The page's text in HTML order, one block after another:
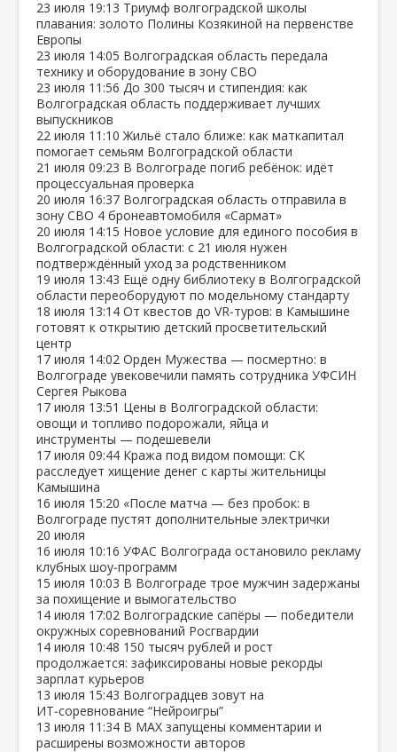
23 июля 19:13 Триумф волгоградской школы
плавания: золото Полины Козякиной на первенстве
Европы
23 июля 14:05 Волгоградская область передала
технику и оборудование в зону СВО
23 июля 11:56 До 300 тысяч и стипендия: как
Волгоградская область поддерживает лучших
выпускников
22 июля 11:10 Жильё стало ближе: как маткапитал
помогает семьям Волгоградской области
21 июля 09:23 В Волгограде погиб ребёнок: идёт
процессуальная проверка
20 июля 16:37 Волгоградская область отправила в
зону СВО 4 бронеавтомобиля «Сармат»
20 июля 14:15 Новое условие для единого пособия в
Волгоградской области: с 21 июля нужен
подтверждённый уход за родственником
19 июля 13:43 Ещё одну библиотеку в Волгоградской
области переоборудуют по модельному стандарту
18 июля 13:14 От квестов до VR‑туров: в Камышине
готовят к открытию детский просветительский
центр
17 июля 14:02 Орден Мужества — посмертно: в
Волгограде увековечили память сотрудника УФСИН
Сергея Рыкова
17 июля 13:51 Цены в Волгоградской области:
овощи и топливо подорожали, яйца и
инструменты — подешевели
17 июля 09:44 Кража под видом помощи: СК
расследует хищение денег с карты жительницы
Камышина
16 июля 15:20 «После матча — без пробок: в
Волгограде пустят дополнительные электрички
20 июля
16 июля 10:16 УФАС Волгограда остановило рекламу
клубных шоу‑программ
15 июля 10:03 В Волгограде трое мужчин задержаны
за похищение и вымогательство
14 июля 17:02 Волгоградские сапёры — победители
окружных соревнований Росгвардии
14 июля 10:48 150 тысяч рублей и рост
продолжается: зафиксированы новые рекорды
зарплат курьеров
13 июля 15:43 Волгоградцев зовут на
ИТ‑соревнование “Нейроигры”
13 июля 11:34 В МАХ запущены комментарии и
расширены возможности авторов